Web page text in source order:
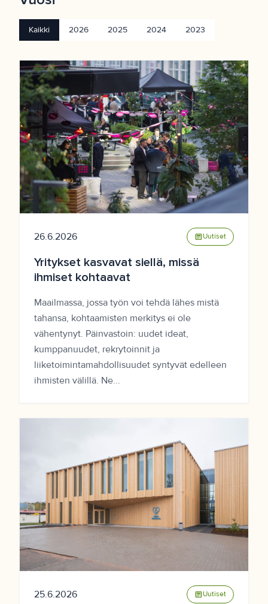
Kaikki 2026 2025 2024 2023
26.6.2026 article Uutiset
Yritykset kasvavat siellä, missä
ihmiset kohtaavat
Maailmassa, jossa työn voi tehdä lähes mistä
tahansa, kohtaamisten merkitys ei ole
vähentynyt. Päinvastoin: uudet ideat,
kumppanuudet, rekrytoinnit ja
liiketoimintamahdollisuudet syntyvät edelleen
ihmisten välillä. Ne...
25.6.2026 article Uutiset